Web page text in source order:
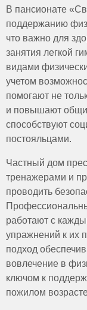
В пансионате
поддержанию
что важно для
занятия легкой
видами
учетом
помогают не
и повышают
способствуют
постояльцами.
Частный дом
тренажерами и
проводить
работают с
упражнений к их
подход
вовлечение в
ключом к
пожилом